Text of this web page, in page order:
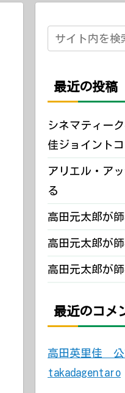
最近の投稿
シネマティー
佳ジョイント
アリエル・ア
る
高田元太郎が
高田元太郎が
高田元太郎が
最近のコメ
高田英里佳 公
takadagentaro